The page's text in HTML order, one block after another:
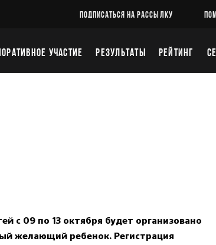
ПОДПИСАТЬСЯ НА РАССЫЛКУ
УЧАСТИЕ РЕЗУЛЬТАТЫ РЕЙТИНГ
с 09 по 13 октября будет организовано
желающий ребенок. Регистрация